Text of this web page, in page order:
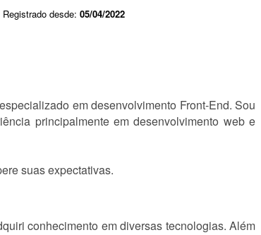
Registrado desde: 05/04/2022
em desenvolvimento Front-End. Sou
principalmente em desenvolvimento web e
suas expectativas.
conhecimento em diversas tecnologias. Além